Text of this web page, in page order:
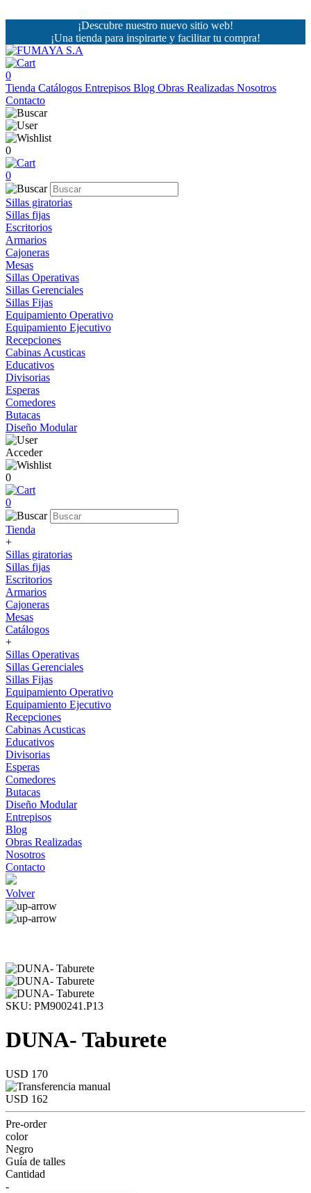
¡Descubre nuestro nuevo sitio web!
¡Una tienda para inspirarte y facilitar tu compra!
0
Tienda Catálogos Entrepisos Blog Obras Realizadas Nosotros
Contacto
0
0
Sillas giratorias
Sillas fijas
Escritorios
Armarios
Cajoneras
Mesas
Sillas Operativas
Sillas Gerenciales
Sillas Fijas
Equipamiento Operativo
Equipamiento Ejecutivo
Recepciones
Cabinas Acusticas
Educativos
Divisorias
Esperas
Comedores
Butacas
Diseño Modular
Acceder
0
0
Tienda
+
Sillas giratorias
Sillas fijas
Escritorios
Armarios
Cajoneras
Mesas
Catálogos
+
Sillas Operativas
Sillas Gerenciales
Sillas Fijas
Equipamiento Operativo
Equipamiento Ejecutivo
Recepciones
Cabinas Acusticas
Educativos
Divisorias
Esperas
Comedores
Butacas
Diseño Modular
Entrepisos
Blog
Obras Realizadas
Nosotros
Contacto
Volver
SKU: PM900241.P13
DUNA- Taburete
USD 170
USD 162
Pre-order
color
Negro
Guía de talles
Cantidad
-